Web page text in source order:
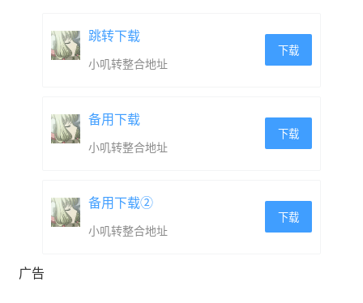
Rogue类刷宝收集是猎人的最爱
这世界提供繁多的装备词缀，可以组装成各种不同的属性
用这样的机制取代来致敬剑与魔法时代的追求。
跳转下载
小叽转整合地址
下载
备用下载
小叽转整合地址
下载
备用下载②
小叽转整合地址
下载
广告